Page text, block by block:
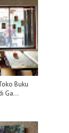
Buku
Ga...